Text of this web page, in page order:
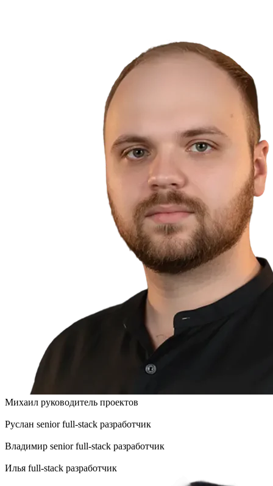
Михаил руководитель проектов
Руслан senior full-stack разработчик
Владимир senior full-stack разработчик
Илья full-stack разработчик